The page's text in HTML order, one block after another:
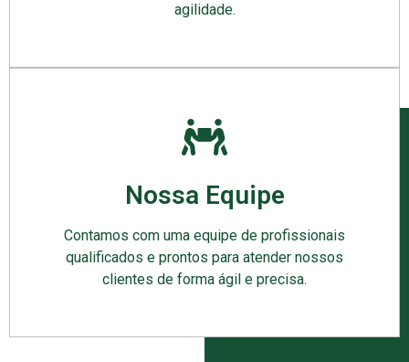
agilidade.
Nossa Equipe
Contamos com uma equipe de profissionais
qualificados e prontos para atender nossos
clientes de forma ágil e precisa.